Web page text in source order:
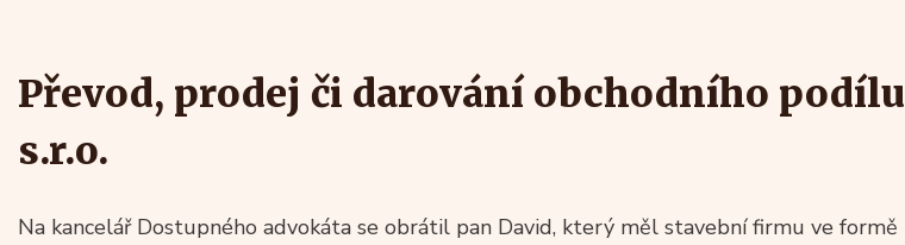
Převod, prodej či darování obchodního podílu
s.r.o.
Na kancelář Dostupného advokáta se obrátil pan David, který měl stavební firmu ve formě